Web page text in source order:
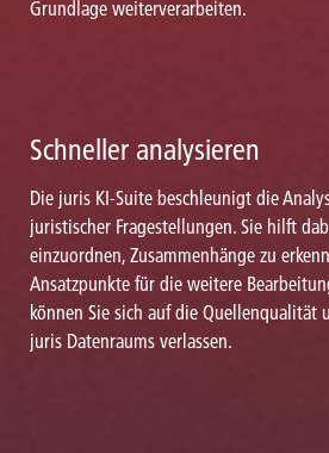
Grundlage weiterverarbeiten.
Schneller analysieren
Die juris KI-Suite beschleunigt die
juristischer Fragestellungen. Sie hilft
einzuordnen, Zusammenhänge zu
Ansatzpunkte für die weitere
können Sie sich auf die Quellenqualität
juris Datenraums verlassen.